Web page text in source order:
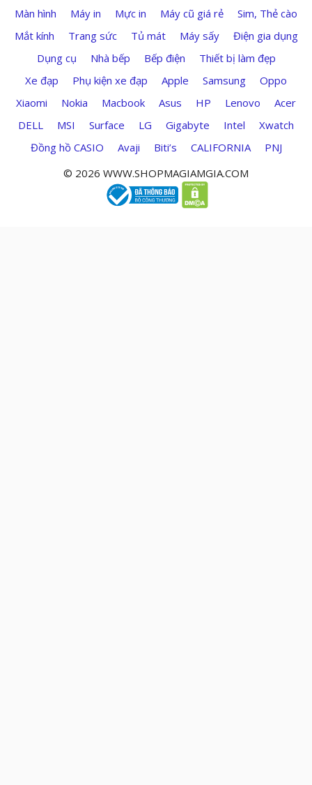
Màn hình Máy in Mực in Máy cũ giá rẻ
Sim, Thẻ cào
Mắt kính
Trang sức Tủ mát Máy sấy
Điện gia dụng
Dụng cụ
Nhà bếp Bếp điện
Thiết bị làm đẹp
Xe đạp
Phụ kiện xe đạp Apple Samsung
Oppo
Xiaomi
Nokia Macbook Asus HP Lenovo
Acer
DELL
MSI Surface LG Gigabyte Intel
Xwatch
Đồng hồ CASIO
Avaji Biti’s CALIFORNIA
PNJ
© 2026 WWW.SHOPMAGIAMGIA.COM